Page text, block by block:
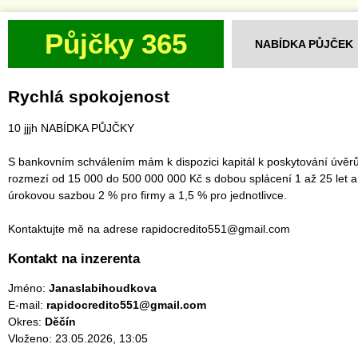
Půjčky 365 NABÍDKA PŮJČEK
Rychlá spokojenost
10 jjjh NABÍDKA PŮJČKY
S bankovním schválením mám k dispozici kapitál k poskytování
rozmezí od 15 000 do 500 000 000 Kč s dobou splácení 1 až 25 let a
úrokovou sazbou 2 % pro firmy a 1,5 % pro jednotlivce.
Kontaktujte mě na adrese rapidocredito551@gmail.com
Kontakt na inzerenta
Jméno: Janaslabihoudkova
E-mail: rapidocredito551@gmail.com
Okres: Děčín
Vloženo: 23.05.2026, 13:05